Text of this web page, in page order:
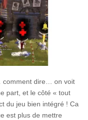
comment dire… on voit
part, et le côté « tout
du jeu bien intégré ! Ca
est plus de mettre